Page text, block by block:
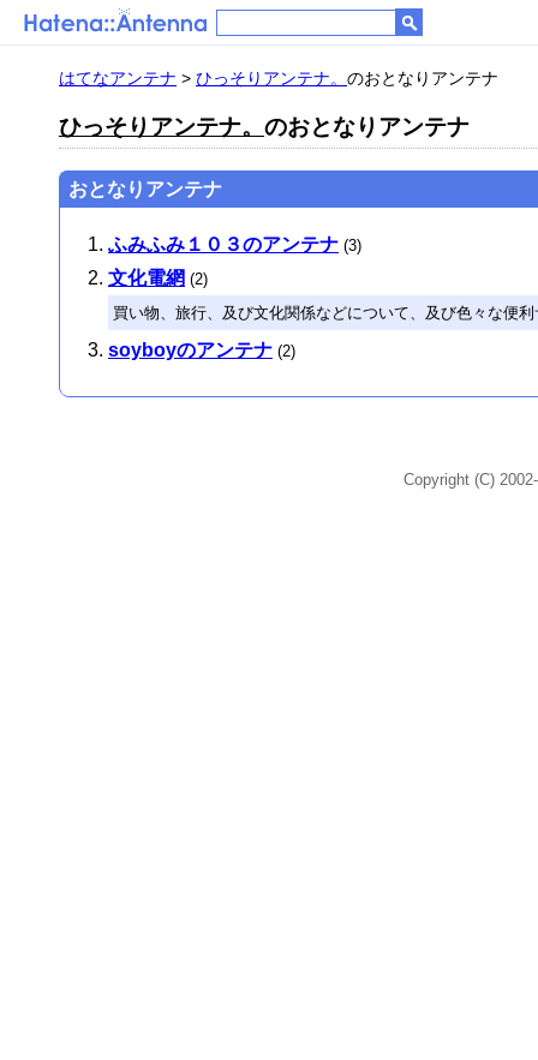
はてなアンテナ > ひっそりアンテナ。 のおとなりアンテナ
ひっそりアンテナ。 のおとなりアンテナ
おとなりアンテナ
ふみふみ１０３のアンテナ (3)
文化電網 (2)
買い物、旅行、及び文化関係などについて、及び色々な便
soyboyのアンテナ (2)
Copyright (C)